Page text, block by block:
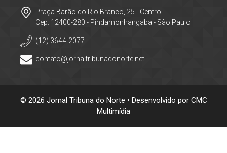
Praça Barão do Rio Branco, 25 - Centro
Cep: 12400-280 - Pindamonhangaba - São Paulo
(12) 3644-2077
contato@jornaltribunadonorte.net
© 2026 Jornal Tribuna do Norte • Desenvolvido por CMC
Multimídia